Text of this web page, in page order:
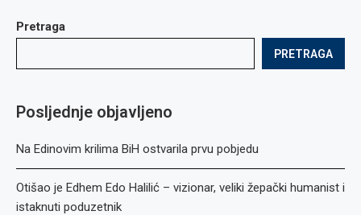
Pretraga
PRETRAGA
Posljednje objavljeno
Na Edinovim krilima BiH ostvarila prvu pobjedu
Otišao je Edhem Edo Halilić – vizionar, veliki žepački humanist i
istaknuti poduzetnik